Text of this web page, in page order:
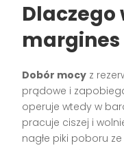
Dlaczego
margines
Dobór mocy z
prądowe i
operuje wtedy w
pracuje ciszej i
nagłe piki poboru ze